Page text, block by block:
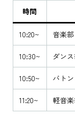
時間
10:20~ 音楽
10:30~ ダン
10:50~ バト
11:20~ 軽音